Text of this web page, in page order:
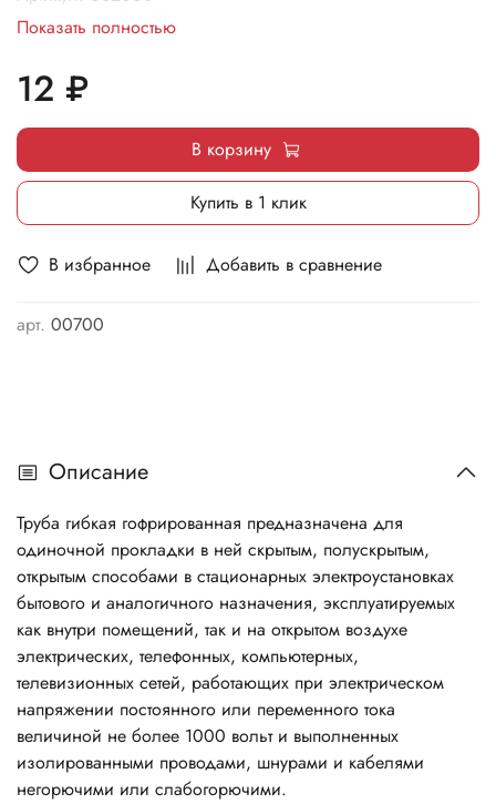
В избранное Добавить в сравнение
арт. 00700
Бухта: 100 м.
Показать полностью
12 ₽
В корзину
Купить в 1 клик
Описание
Труба гибкая гофрированная предназначена для
одиночной прокладки в ней скрытым, полускрытым,
открытым способами в стационарных электроустановках
бытового и аналогичного назначения, эксплуатируемых
как внутри помещений, так и на открытом воздухе
электрических, телефонных, компьютерных,
телевизионных сетей, работающих при электрическом
напряжении постоянного или переменного тока
величиной не более 1000 вольт и выполненных
изолированными проводами, шнурами и кабелями
негорючими или слабогорючими.